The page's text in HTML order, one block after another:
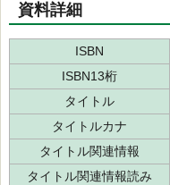
資料詳細
ISBN
ISBN13桁
タイトル
タイトルカナ
タイトル関連情報
タイトル関連情報読み